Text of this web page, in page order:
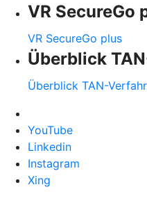
VR SecureGo
VR SecureGo plus
Überblick
Überblick TAN-
YouTube
Linkedin
Instagram
Xing